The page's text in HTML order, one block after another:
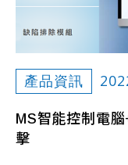
產品資訊
MS智能控制電
擊